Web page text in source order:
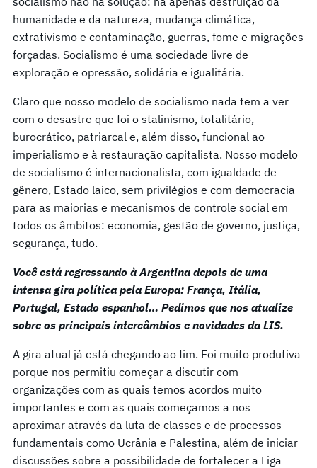
humanidade e da natureza, mudança climática,
extrativismo e contaminação, guerras, fome e migrações
forçadas. Socialismo é uma sociedade livre de
exploração e opressão, solidária e igualitária.
Claro que nosso modelo de socialismo nada tem a ver
com o desastre que foi o stalinismo, totalitário,
burocrático, patriarcal e, além disso, funcional ao
imperialismo e à restauração capitalista. Nosso modelo
de socialismo é internacionalista, com igualdade de
gênero, Estado laico, sem privilégios e com democracia
para as maiorias e mecanismos de controle social em
todos os âmbitos: economia, gestão de governo, justiça,
segurança, tudo.
Você está regressando à Argentina depois de uma
intensa gira política pela Europa: França, Itália,
Portugal, Estado espanhol… Pedimos que nos atualize
sobre os principais intercâmbios e novidades da LIS.
A gira atual já está chegando ao fim. Foi muito produtiva
porque nos permitiu começar a discutir com
organizações com as quais temos acordos muito
importantes e com as quais começamos a nos
aproximar através da luta de classes e de processos
fundamentais como Ucrânia e Palestina, além de iniciar
discussões sobre a possibilidade de fortalecer a Liga